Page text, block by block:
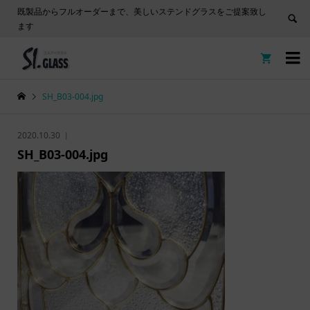
既製品からフルオーダーまで、美しいステンドグラスをご提案致し
ます


SH_B03-004.jpg
2020.10.30
SH_B03-004.jpg